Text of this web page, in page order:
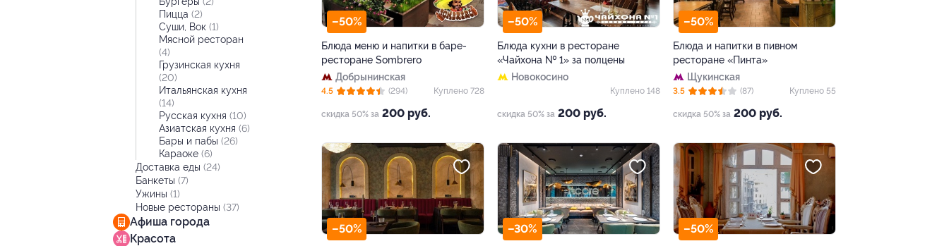
Афиша города
Красота
Пицца (2)
Суши, Вок (1)
Мясной ресторан
(4)
Грузинская кухня
(20)
Итальянская кухня
(14)
Русская кухня (10)
Азиатская кухня (6)
Бары и пабы (26)
Караоке (6)
Доставка еды (24)
Банкеты (7)
Ужины (1)
Новые рестораны (37)
–50%
Блюда меню и напитки в баре-
ресторане Sombrero
Добрынинская
скидка 50% за 200 руб.
4.5 (294) Куплено 728
–50%
Блюда кухни в ресторане
«Чайхона № 1» за полцены
Новокосино
скидка 50% за 200 руб.
Куплено 148
–50%
Блюда и напитки в пивном
ресторане «Пинта»
Щукинская
скидка 50% за 200 руб.
3.5 (87) Куплено 55
–50% –30% –50%